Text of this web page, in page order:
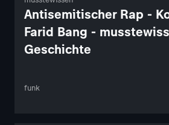
Antisemitischer Rap -
Farid Bang -
Geschichte
funk